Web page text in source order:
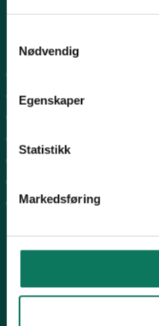
Nødvendig
Egenskaper
Statistikk
Markedsføring
Suldal
Vindafjord og Etne